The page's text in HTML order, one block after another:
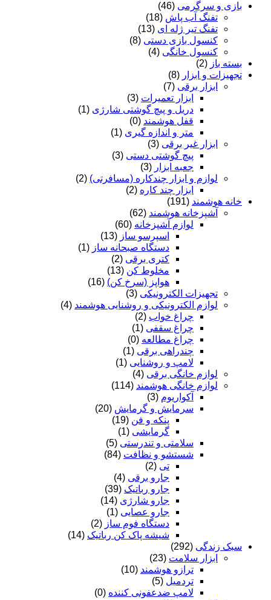
بازی و سرگرمی (46)
تفنگ آب پاش (18)
تفنگ تیر ژله ای (13)
کنسول بازی دستی (8)
کنسول خانگی (4)
بسته باز (2)
تجهیزات و ابزار (8)
ابزار برقی (7)
ابزار تعمیرات (3)
دریل و پیچ گوشتی شارژی (1)
قفل هوشمند (0)
متر و اندازه گیری (1)
ابزار غیر برقی (3)
پیچ گوشتی دستی (3)
جعبه ابزار (3)
لوازم و ابزار چندکاره (مسافرتی) (2)
ابزار چند کاره (2)
خانه هوشمند (191)
آشپزخانه هوشمند (62)
لوازم آشپزخانه (60)
اسپرسو ساز (13)
دستگاه صبحانه ساز (1)
کتری برقی (2)
مخلوط کن (13)
هواپز (سرخ کن) (16)
تجهیزات الکترونیکی (3)
لوازم الکترونیکی و روشنایی هوشمند (4)
چراغ خواب (2)
چراغ سقفی (1)
چراغ مطالعه (0)
چندراهی برقی (1)
لامپ و روشنایی (1)
لوازم خانگی برقی (4)
لوازم خانگی هوشمند (114)
آکواریوم (3)
سرمایش و گرمایش (20)
پنکه و فن (19)
گرمایشی (1)
سلامتی و تندرستی (5)
شستشو و نظافت (84)
تی (2)
جارو برقی (4)
جارو رباتیک (39)
جارو شارژی (14)
جارو عصایی (1)
دستگاه فوم ساز (2)
شیشه پاک کن رباتیک (14)
سبک زندگی (292)
ابزار سلامت (23)
ترازو هوشمند (10)
تردمیل (5)
لامپ ضدعفونی کننده (0)